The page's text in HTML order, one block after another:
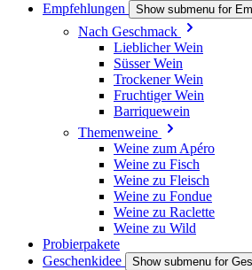
Empfehlungen
Show submenu for
Nach Geschmack
Lieblicher Wein
Süsser Wein
Trockener Wein
Fruchtiger Wein
Barriquewein
Themenweine
Weine zum Apéro
Weine zu Fisch
Weine zu Fleisch
Weine zu Fondue
Weine zu Raclette
Weine zu Wild
Probierpakete
Geschenkidee
Show submenu for